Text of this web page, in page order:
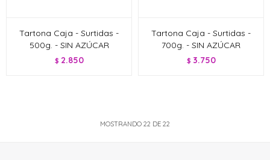
Tartona Caja - Surtidas -
500g. - SIN AZÚCAR
$ 2.850
Tartona Caja - Surtidas -
700g. - SIN AZÚCAR
$ 3.750
MOSTRANDO 22 DE 22